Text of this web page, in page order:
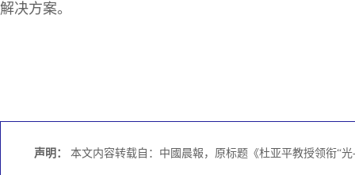
解决方案。
声明： 本文内容转载自：中國晨報，原标题《杜亚平教授领衔“